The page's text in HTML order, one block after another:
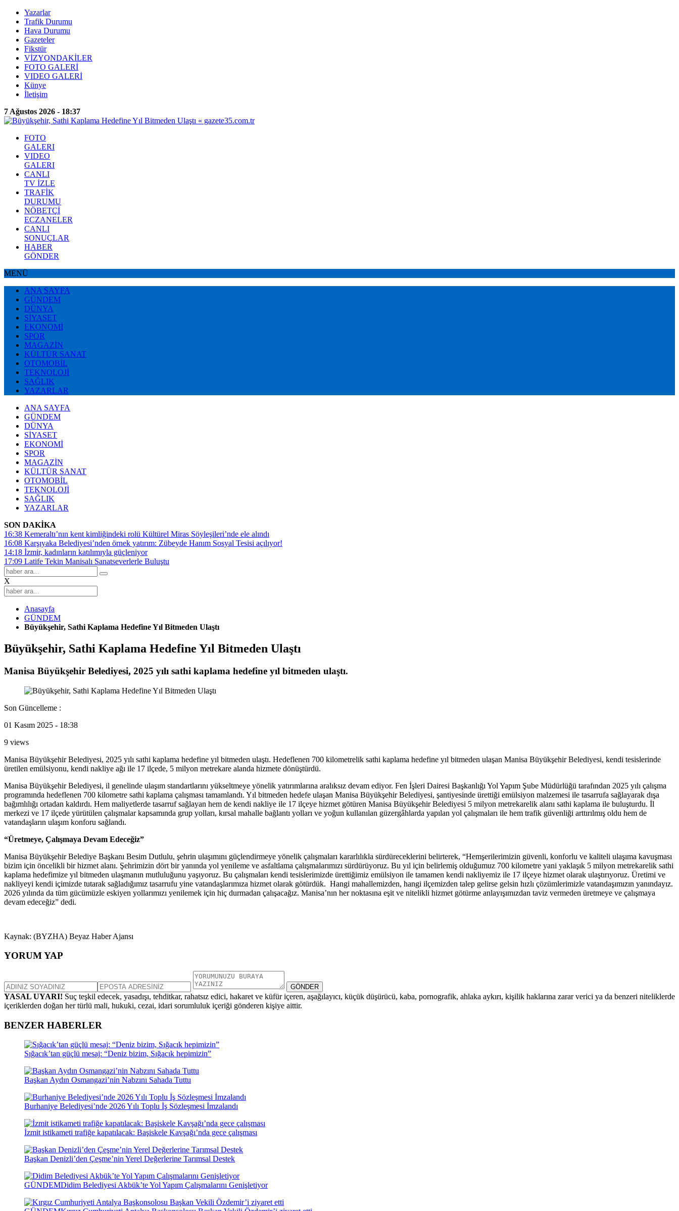
Yazarlar
Trafik Durumu
Hava Durumu
Gazeteler
Fikstür
VİZYONDAKİLER
FOTO GALERİ
VIDEO GALERİ
Künye
İletişim
7 Ağustos 2026 - 18:37
FOTO
GALERI
VIDEO
GALERI
CANLI
TV İZLE
TRAFİK
DURUMU
NÖBETÇİ
ECZANELER
CANLI
SONUÇLAR
HABER
GÖNDER
MENÜ
ANA SAYFA
GÜNDEM
DÜNYA
SİYASET
EKONOMİ
SPOR
MAGAZİN
KÜLTÜR SANAT
OTOMOBİL
TEKNOLOJİ
SAĞLIK
YAZARLAR
ANA SAYFA
GÜNDEM
DÜNYA
SİYASET
EKONOMİ
SPOR
MAGAZİN
KÜLTÜR SANAT
OTOMOBİL
TEKNOLOJİ
SAĞLIK
YAZARLAR
SON DAKİKA
16:38 Kemeraltı’nın kent kimliğindeki rolü Kültürel Miras Söyleşileri’nde ele alındı
16:08 Karşıyaka Belediyesi’nden örnek yatırım: Zübeyde Hanım Sosyal Tesisi açılıyor!
14:18 İzmir, kadınların katılımıyla güçleniyor
17:09 Latife Tekin Manisalı Sanatseverlerle Buluştu
X
Anasayfa
GÜNDEM
Büyükşehir, Sathi Kaplama Hedefine Yıl Bitmeden Ulaştı
Büyükşehir, Sathi Kaplama Hedefine Yıl Bitmeden Ulaştı
Manisa Büyükşehir Belediyesi, 2025 yılı sathi kaplama hedefine yıl bitmeden ulaştı.
Son Güncelleme :
01 Kasım 2025 - 18:38
9 views
Manisa Büyükşehir Belediyesi, 2025 yılı sathi kaplama hedefine yıl bitmeden ulaştı. Hedeflenen 700 kilometrelik sathi kaplama hedefine yıl bitmeden ulaşan Manisa Büyükşehir Belediyesi, kendi tesislerinde
üretilen emülsiyonu, kendi nakliye ağı ile 17 ilçede, 5 milyon metrekare alanda hizmete dönüştürdü.
Manisa Büyükşehir Belediyesi, il genelinde ulaşım standartlarını yükseltmeye yönelik yatırımlarına aralıksız devam ediyor. Fen İşleri Dairesi Başkanlığı Yol Yapım Şube Müdürlüğü tarafından 2025 yılı çalışma
programında hedeflenen 700 kilometre sathi kaplama çalışması tamamlandı. Yıl bitmeden hedefe ulaşan Manisa Büyükşehir Belediyesi, şantiyesinde ürettiği emülsiyon malzemesi ile tasarrufa sağlayarak dışa
bağımlılığı ortadan kaldırdı. Hem maliyetlerde tasarruf sağlayan hem de kendi nakliye ile 17 ilçeye hizmet götüren Manisa Büyükşehir Belediyesi 5 milyon metrekarelik alanı sathi kaplama ile buluşturdu. İl
merkezi ve 17 ilçede yürütülen çalışmalar kapsamında grup yolları, kırsal mahalle bağlantı yolları ve yoğun kullanılan güzergâhlarda yapılan yol çalışmaları ile hem trafik güvenliği arttırılmış oldu hem de
vatandaşların ulaşım konforu sağlandı.
“Üretmeye, Çalışmaya Devam Edeceğiz”
Manisa Büyükşehir Belediye Başkanı Besim Dutlulu, şehrin ulaşımını güçlendirmeye yönelik çalışmaları kararlılıkla sürdüreceklerini belirterek, “Hemşerilerimizin güvenli, konforlu ve kaliteli ulaşıma kavuşması
bizim için öncelikli bir hizmet alanı. Şehrimizin dört bir yanında yol yenileme ve asfaltlama çalışmalarımızı sürdürüyoruz. Bu yıl için belirlemiş olduğumuz 700 kilometre yani yaklaşık 5 milyon metrekarelik sathi
kaplama hedefimize yıl bitmeden ulaşmanın mutluluğunu yaşıyoruz. Bu çalışmaları kendi tesislerimizde ürettiğimiz emülsiyon ile tamamen kendi nakliyemiz ile 17 ilçeye hizmet olarak ulaştırıyoruz. Üretimi ve
nakliyeyi kendi içimizde tutarak sağladığımız tasarrufu yine vatandaşlarımıza hizmet olarak götürdük. Hangi mahallemizden, hangi ilçemizden talep gelirse gelsin hızlı çözümlerimizle vatandaşımızın yanındayız.
2026 yılında da tüm gücümüzle eskiyen yollarımızı yenilemek için hiç durmadan çalışacağız. Manisa’nın her noktasına eşit ve nitelikli hizmet götürme anlayışımızdan taviz vermeden üretmeye ve çalışmaya
devam edeceğiz” dedi.
Kaynak: (BYZHA) Beyaz Haber Ajansı
YORUM YAP
GÖNDER
YASAL UYARI! Suç teşkil edecek, yasadışı, tehditkar, rahatsız edici, hakaret ve küfür içeren, aşağılayıcı, küçük düşürücü, kaba, pornografik, ahlaka aykırı, kişilik haklarına zarar verici ya da benzeri niteliklerde
içeriklerden doğan her türlü mali, hukuki, cezai, idari sorumluluk içeriği gönderen kişiye aittir.
BENZER HABERLER
Sığacık’tan güçlü mesaj: “Deniz bizim, Sığacık hepimizin”
Başkan Aydın Osmangazi’nin Nabzını Sahada Tuttu
Burhaniye Belediyesi’nde 2026 Yılı Toplu İş Sözleşmesi İmzalandı
İzmit istikameti trafiğe kapatılacak: Başiskele Kavşağı’nda gece çalışması
Başkan Denizli’den Çeşme’nin Yerel Değerlerine Tarımsal Destek
GÜNDEMDidim Belediyesi Akbük’te Yol Yapım Çalışmalarını Genişletiyor